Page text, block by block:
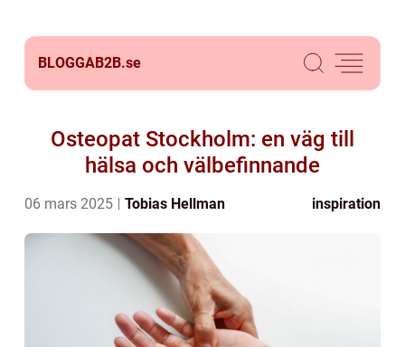
BLOGGAB2B.se
Osteopat Stockholm: en väg till
hälsa och välbefinnande
06 mars 2025 Tobias Hellman inspiration